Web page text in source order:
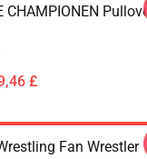
CHAMPIONEN
£
Fan Wrestler